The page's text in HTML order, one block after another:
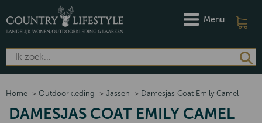
Menu
Home > Outdoorkleding > Jassen > Damesjas Coat Emily Camel
DAMESJAS COAT EMILY CAMEL